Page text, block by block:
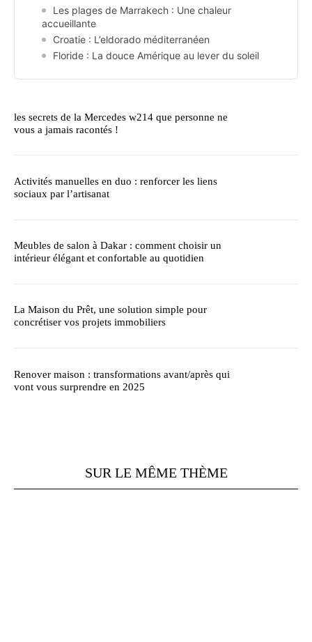
Les plages de Marrakech : Une chaleur
accueillante
Croatie : L’eldorado méditerranéen
Floride : La douce Amérique au lever du soleil
les secrets de la Mercedes w214 que personne ne
vous a jamais racontés !
Activités manuelles en duo : renforcer les liens
sociaux par l’artisanat
Meubles de salon à Dakar : comment choisir un
intérieur élégant et confortable au quotidien
La Maison du Prêt, une solution simple pour
concrétiser vos projets immobiliers
Renover maison : transformations avant/après qui
vont vous surprendre en 2025
SUR LE MÊME THÈME